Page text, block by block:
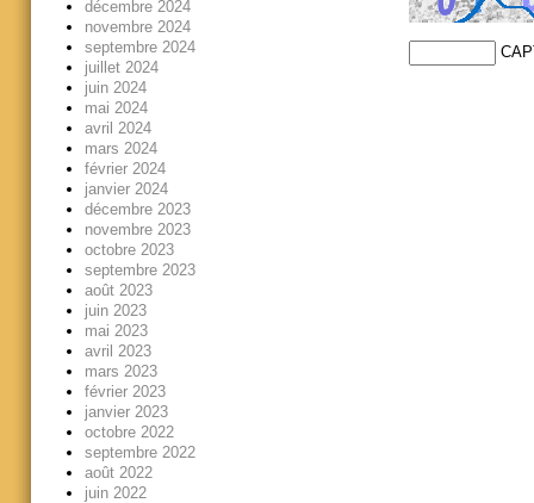
décembre 2024
novembre 2024
septembre 2024
juillet 2024
juin 2024
mai 2024
avril 2024
mars 2024
février 2024
janvier 2024
décembre 2023
novembre 2023
octobre 2023
septembre 2023
août 2023
juin 2023
mai 2023
avril 2023
mars 2023
février 2023
janvier 2023
octobre 2022
septembre 2022
août 2022
juin 2022